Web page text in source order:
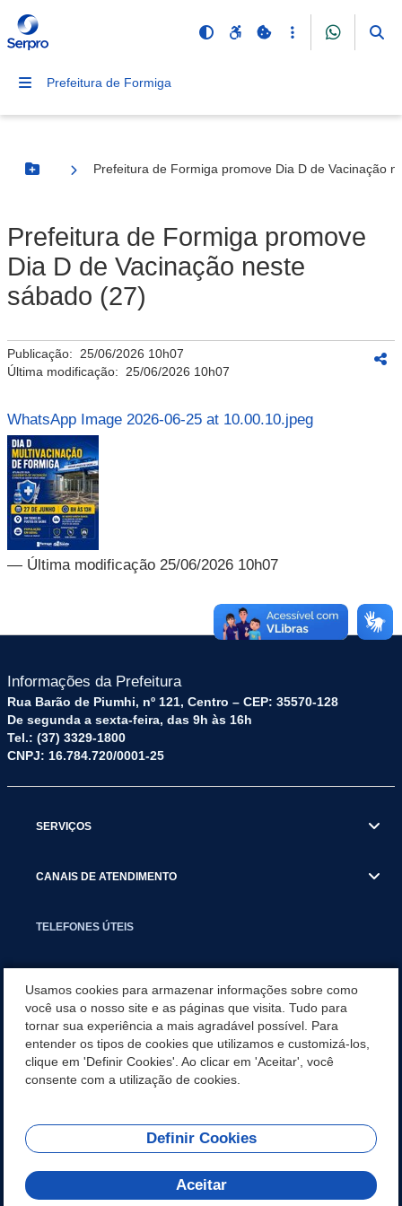
Prefeitura de Formiga
Botão Menu
Prefeitura de Formiga promove Dia D de Vacinação
Prefeitura de Formiga promove
Dia D de Vacinação neste
sábado (27)
Publicação: 25/06/2026 10h07
Última modificação: 25/06/2026 10h07
WhatsApp Image 2026-06-25 at 10.00.10.jpeg
— Última modificação 25/06/2026 10h07
Informações da Prefeitura
Rua Barão de Piumhi, nº 121, Centro – CEP: 35570-128
De segunda a sexta-feira, das 9h às 16h
Tel.: (37) 3329-1800
CNPJ: 16.784.720/0001-25
SERVIÇOS
CANAIS DE ATENDIMENTO
TELEFONES ÚTEIS
NOTÍCIAS
APLICATIVO
REDES SOCIAIS
Usamos cookies para armazenar informações sobre como
você usa o nosso site e as páginas que visita. Tudo para
tornar sua experiência a mais agradável possível. Para
entender os tipos de cookies que utilizamos e customizá-los,
clique em 'Definir Cookies'. Ao clicar em 'Aceitar', você
consente com a utilização de cookies.
Definir Cookies
Aceitar